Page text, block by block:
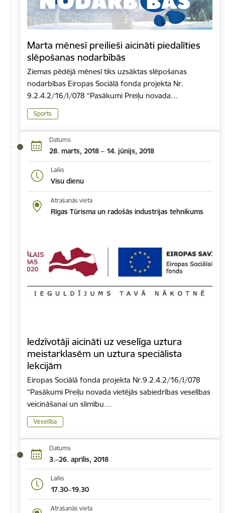
Marta mēnesī preilieši aicināti piedalīties
slēpošanas nodarbībās
Ziemas pēdējā mēnesī tiks uzsāktas slēpošanas
nodarbības Eiropas Sociālā fonda projekta Nr.
9.2.4.2/16/I/078 “Pasākumi Preiļu novada…
Sports
Datums
28. marts, 2018 – 14. jūnijs, 2018
Laiks
Visu dienu
Atrašanās vieta
Rīgas Tūrisma un radošās industrijas tehnikums
Iedzīvotāji aicināti uz veselīga uztura
meistarklasēm un uztura speciālista
lekcijām
Eiropas Sociālā fonda projekta Nr.9.2.4.2/16/I/078
“Pasākumi Preiļu novada vietējās sabiedrības veselības
veicināšanai un slimību…
Veselība
Datums
3.–26. aprīlis, 2018
Laiks
17.30–19.30
Atrašanās vieta